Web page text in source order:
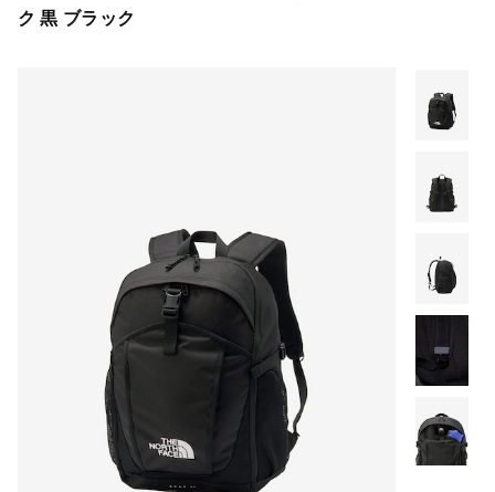
ク 黒 ブラック